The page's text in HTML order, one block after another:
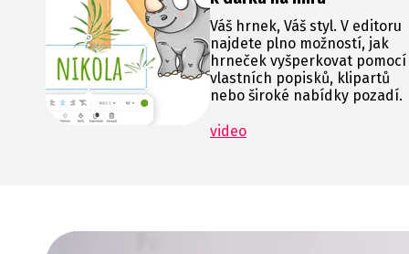
Váš hrnek, Váš styl. V editoru
najdete plno možností, jak
hrneček vyšperkovat pomocí
vlastních popisků, klipartů
nebo široké nabídky pozadí.
video